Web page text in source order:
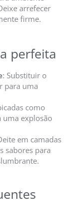
arrefecer
firme.
perfeita
: Substituir o
para uma
como
uma explosão
em camadas
sabores para